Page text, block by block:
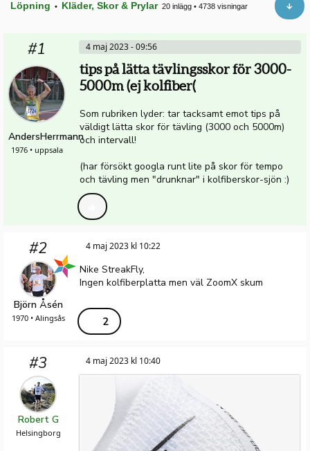
Löpning • Kläder, Skor & Prylar 20 inlägg • 4738 visningar
#1
AndersHerrmann
1976 • uppsala
4 maj 2023 - 09:56
tips på lätta tävlingsskor för 3000-
5000m (ej kolfiber(
Som rubriken lyder: tar tacksamt emot tips på
väldigt lätta skor för tävling (3000 och 5000m)
och intervall!
(har försökt googla runt lite på skor för tempo
och tävling men "drunknar" i kolfiberskor-sjön :)
#2
Björn Åsén
1970 • Alingsås
4 maj 2023 kl 10:22
Nike StreakFly,
Ingen kolfiberplatta men väl ZoomX skum
2
#3
Robert G
Helsingborg
4 maj 2023 kl 10:40